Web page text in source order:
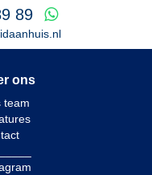
89
ons
team